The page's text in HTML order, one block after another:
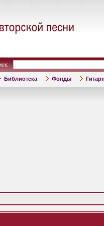
Библиотека Фонды